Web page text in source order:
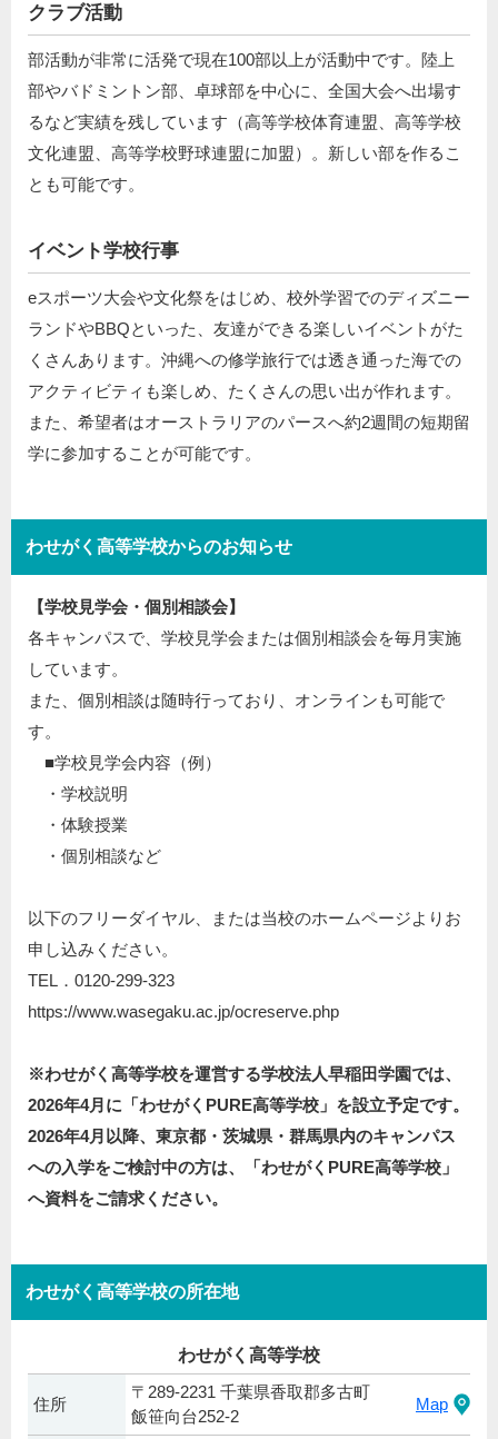
クラブ活動
部活動が非常に活発で現在100部以上が活動中です。陸上
部やバドミントン部、卓球部を中心に、全国大会へ出場す
るなど実績を残しています（高等学校体育連盟、高等学校
文化連盟、高等学校野球連盟に加盟）。新しい部を作るこ
とも可能です。
イベント学校行事
eスポーツ大会や文化祭をはじめ、校外学習でのディズニー
ランドやBBQといった、友達ができる楽しいイベントがた
くさんあります。沖縄への修学旅行では透き通った海での
アクティビティも楽しめ、たくさんの思い出が作れます。
また、希望者はオーストラリアのパースへ約2週間の短期留
学に参加することが可能です。
わせがく高等学校からのお知らせ
【学校見学会・個別相談会】
各キャンパスで、学校見学会または個別相談会を毎月実施
しています。
また、個別相談は随時行っており、オンラインも可能で
す。
■学校見学会内容（例）
・学校説明
・体験授業
・個別相談など
以下のフリーダイヤル、または当校のホームページよりお
申し込みください。
TEL．0120-299-323
https://www.wasegaku.ac.jp/ocreserve.php
※わせがく高等学校を運営する学校法人早稲田学園では、
2026年4月に「わせがくPURE高等学校」を設立予定です。
2026年4月以降、東京都・茨城県・群馬県内のキャンパス
への入学をご検討中の方は、「わせがくPURE高等学校」
へ資料をご請求ください。
わせがく高等学校の所在地
わせがく高等学校
住所
〒289-2231 千葉県香取郡多古町
飯笹向台252-2
Map